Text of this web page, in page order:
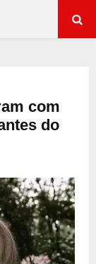
com
do